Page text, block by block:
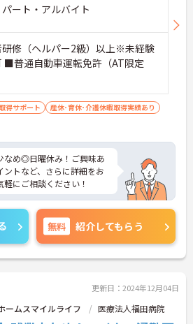
ート・アルバイト
修（ヘルパー2級）以上※未経験
■普通自動車運転免許（AT限定
得サポート
産休･育休･介護休暇取得実績あり
なめ◎日曜休み！ご興味あ
トなど、さらに詳細をお
にご相談ください！
無料 紹介してもらう
更新日：2024年12月04日
ームスマイルライフ 医療法人福田病院